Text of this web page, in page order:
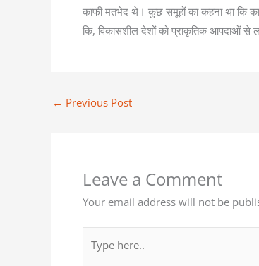
काफी मतभेद थे। कुछ समूहों का कहना था कि
कि, विकासशील देशों को प्राकृतिक आपदाओं से
← Previous Post
Leave a Comment
Your email address will not be
here..